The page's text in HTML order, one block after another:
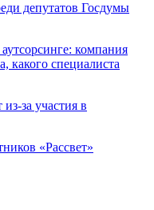
депутатов Госдумы
компания
какого специалиста
за участия в
«Рассвет»